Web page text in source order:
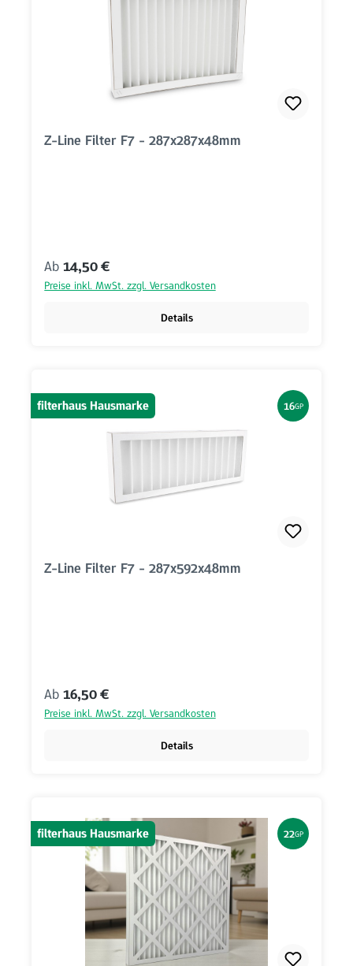
Z-Line Filter F7 - 287x287x48mm
Regulärer Preis:
Ab 14,50 €
Preise inkl. MwSt. zzgl. Versandkosten
Details
filterhaus Hausmarke 16GP
Z-Line Filter F7 - 287x592x48mm
Regulärer Preis:
Ab 16,50 €
Preise inkl. MwSt. zzgl. Versandkosten
Details
filterhaus Hausmarke 22GP